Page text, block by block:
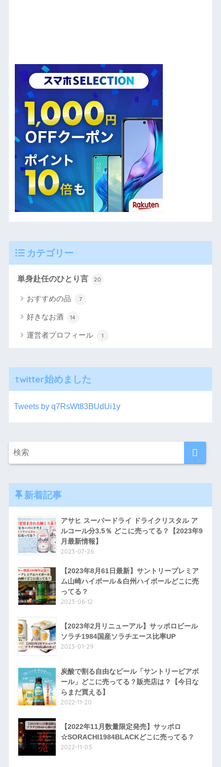
カテゴリー
単身赴任のひとり言 20
おすすめの品 7
好きなお酒 14
運営者プロフィール 1
twitter始めました
Tweets by q7RsWt83BUdUi1y
新着記事
アサヒ スーパードライ ドライクリスタル ア
ルコール分3.5％ どこに売ってる？【2023年9
月最新情報】
2023-07-26
【2023年8月61日最新】サントリープレミア
ム山崎ハイボール＆白州ハイボールどこに売
ってる？
2023-06-12
【2023年2月リニューアル】サッポロビール
ソラチ1984国産ソラチエース比率UP
2023-01-29
炭酸で割る自由なビール「サントリービアボ
ール」どこに売ってる？販売店は？【今日な
らまだ買える】
2022-11-20
【2022年11月数量限定発売】サッポロ
☆SORACHI1984BLACKどこに売ってる？
2022-11-05